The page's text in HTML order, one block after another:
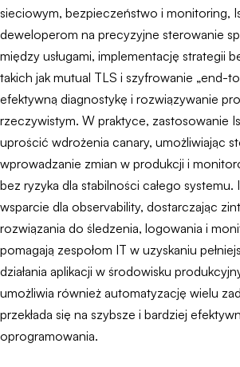
sieciowym, bezpieczeństwo i monitoring,
deweloperom na precyzyjne sterowanie
między usługami, implementację strategii
takich jak mutual TLS i szyfrowanie „end-
efektywną diagnostykę i rozwiązywanie
rzeczywistym. W praktyce, zastosowanie
uprościć wdrożenia canary, umożliwiając
wprowadzanie zmian w produkcji i
bez ryzyka dla stabilności całego
wsparcie dla observability, dostarczając
rozwiązania do śledzenia, logowania i
pomagają zespołom IT w uzyskaniu
działania aplikacji w środowisku
umożliwia również automatyzację wielu
przekłada się na szybsze i bardziej
oprogramowania.